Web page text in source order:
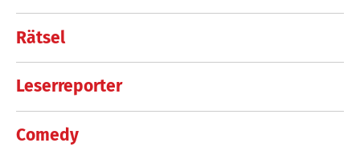
Rätsel
Leserreporter
Comedy